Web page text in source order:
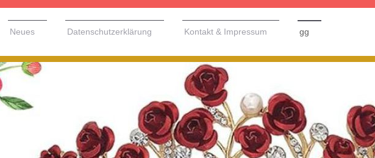
Neues Datenschutzerklärung Kontakt & Impressum gg